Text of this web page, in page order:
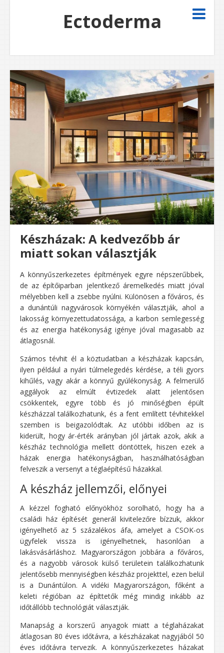
Ectoderma
Készházak: A kedvezőbb ár
miatt sokan választják
A könnyűszerkezetes építmények egyre népszerűbbek,
de az építőiparban jelentkező áremelkedés miatt jóval
mélyebben kell a zsebbe nyúlni. Különösen a főváros, és
a dunántúli nagyvárosok környékén választják, ahol a
lakosság környezettudatossága, a karbon semlegesség
és az energia hatékonyság igénye jóval magasabb az
átlagosnál.
Számos tévhit él a köztudatban a készházak kapcsán,
ilyen például a nyári túlmelegedés kérdése, a téli gyors
kihűlés, vagy akár a könnyű gyúlékonyság. A felmerülő
aggályok az elmúlt évtizedek alatt jelentősen
csökkentek, egyre több és jó minőségben épült
készházzal találkozhatunk, és a fent említett tévhitekkel
szemben is beigazolódtak. Az utóbbi időben az is
kiderült, hogy ár-érték arányban jól jártak azok, akik a
készház technológia mellett döntöttek, hiszen ezek a
házak energia hatékonyságban, használhatóságban
felveszik a versenyt a téglaépítésű házakkal.
A készház jellemzői, előnyei
A kézzel fogható előnyökhöz sorolható, hogy ha a
családi ház építését generál kivitelezőre bízzuk, akkor
igényelhető az 5 százalékos áfa, amelyet a CSOK-os
ügyfelek vissza is igényelhetnek, hasonlóan a
lakásvásárláshoz. Magyarországon jobbára a főváros,
és a nagyobb városok külső területein találkozhatunk
jelentősebb mennyiségben készház projekttel, ezen belül
is a Dunántúlon. A vidéki Magyarországon, főként a
keleti régióban az építtetők még mindig inkább az
időtállóbb technológiát választják.
Manapság a korszerű anyagok miatt a téglaházakat
átlagosan 80 éves időtávra, a készházakat nagyjából 50
éves időtávra tervezik. A könnyűszerkezetes házakat